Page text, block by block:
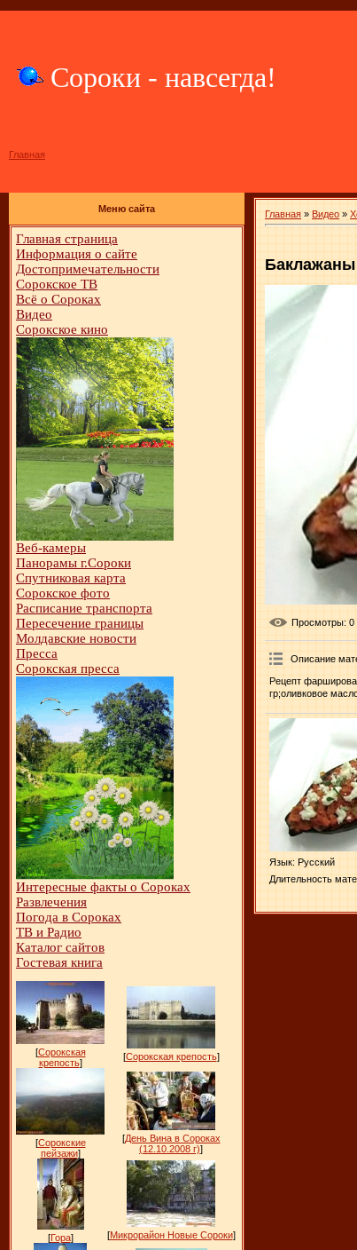
Сороки - навсегда!
Главная
Меню сайта
Главная страница
Информация о сайте
Достопримечательности
Сорокское ТВ
Всё о Сороках
Видео
Сорокское кино
Веб-камеры
Панорамы г.Сороки
Спутниковая карта
Сорокское фото
Расписание транспорта
Пересечение границы
Молдавские новости
Пресса
Сорокская пресса
Интересные факты о Сороках
Развлечения
Погода в Сороках
ТВ и Радио
Каталог сайтов
Гостевая книга
[Сорокская
крепость]
[Сорокская крепость]
[Сорокские
пейзажи]
[День Вина в Сороках
(12.10.2008 г)]
[Гора] [Микрорайон Новые Сороки]
Главная » Видео »
Просмотры: 0
Описание
Рецепт
гр;оливковое
Язык: Русский
Длительность